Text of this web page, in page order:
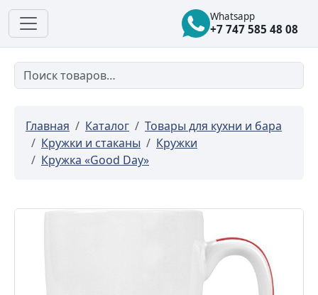
Whatsapp
+7 747 585 48 08
Главная Каталог
Товары для кухни и бара
Кружки и стаканы
Кружки
Кружка «Good Day»